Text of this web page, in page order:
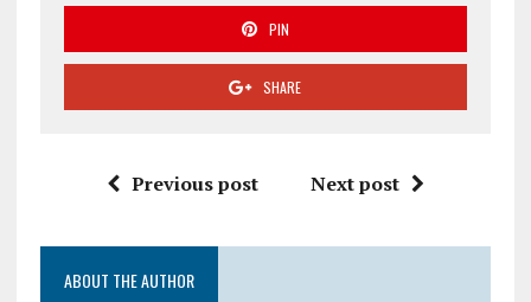
PIN
SHARE
Previous post Next post
ABOUT THE AUTHOR